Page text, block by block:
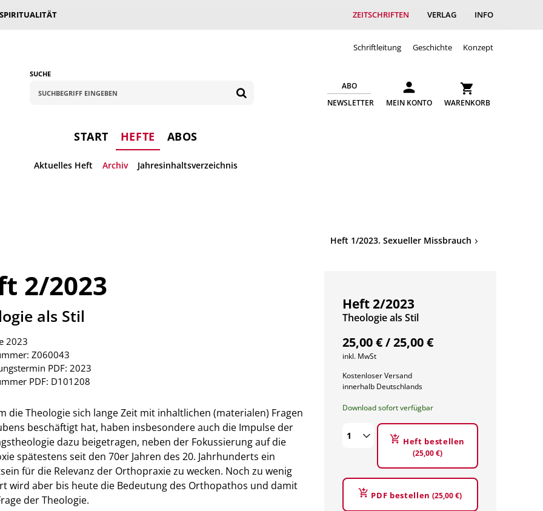
ZEITSCHRIFTEN VERLAG INFO
Schriftleitung Geschichte Konzept
SUCHE
ABO
NEWSLETTER
MEIN KONTO WARENKORB
START HEFTE ABOS
Aktuelles Heft Archiv Jahresinhaltsverzeichnis
Heft 1/2023. Sexueller Missbrauch
2/2023
als Stil
2023
Z060043
PDF: 2023
PDF: D101208
die Theologie sich lange Zeit mit inhaltlichen (materialen) Fragen
beschäftigt hat, haben insbesondere auch die Impulse der
dazu beigetragen, neben der Fokussierung auf die
spätestens seit den 70er Jahren des 20. Jahrhunderts ein
für die Relevanz der Orthopraxie zu wecken. Noch zu wenig
wird aber bis heute die Bedeutung des Orthopathos und damit
der Theologie.
Heft 2/2023
:
Theologie als Stil
25,00 € / 25,00 €
inkl. MwSt
Kostenloser Versand
innerhalb Deutschlands
Download sofort verfügbar
Heft bestellen
(25,00 €)
PDF bestellen(25,00 €)